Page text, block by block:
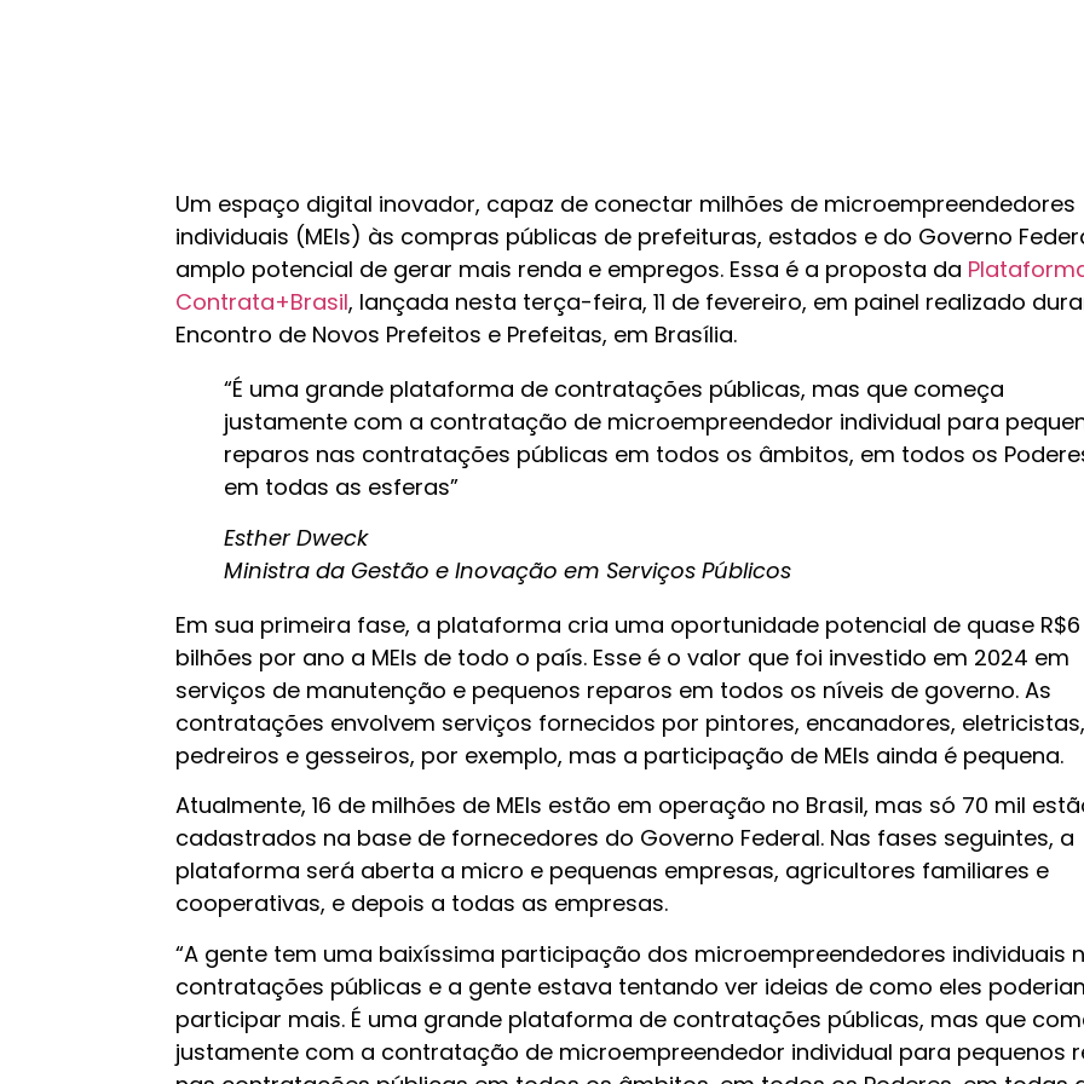
Um espaço digital inovador, capaz de conectar milhões de microempreendedores
individuais (MEIs) às compras públicas de prefeituras, estados e do Governo
amplo potencial de gerar mais renda e empregos. Essa é a proposta da
Contrata+Brasil, lançada nesta terça-feira, 11 de fevereiro, em painel realizado
Encontro de Novos Prefeitos e Prefeitas, em Brasília.
“É uma grande plataforma de contratações públicas, mas que começa
justamente com a contratação de microempreendedor individual para
reparos nas contratações públicas em todos os âmbitos, em todos os
em todas as esferas”
Esther Dweck
Ministra da Gestão e Inovação em Serviços Públicos
Em sua primeira fase, a plataforma cria uma oportunidade potencial de quase R$6
bilhões por ano a MEIs de todo o país. Esse é o valor que foi investido em 2024 em
serviços de manutenção e pequenos reparos em todos os níveis de governo. As
contratações envolvem serviços fornecidos por pintores, encanadores, eletricistas,
pedreiros e gesseiros, por exemplo, mas a participação de MEIs ainda é pequena.
Atualmente, 16 de milhões de MEIs estão em operação no Brasil, mas só 70 mil
cadastrados na base de fornecedores do Governo Federal. Nas fases seguintes, a
plataforma será aberta a micro e pequenas empresas, agricultores familiares e
cooperativas, e depois a todas as empresas.
“A gente tem uma baixíssima participação dos microempreendedores individuais
contratações públicas e a gente estava tentando ver ideias de como eles
participar mais. É uma grande plataforma de contratações públicas, mas que
justamente com a contratação de microempreendedor individual para pequenos